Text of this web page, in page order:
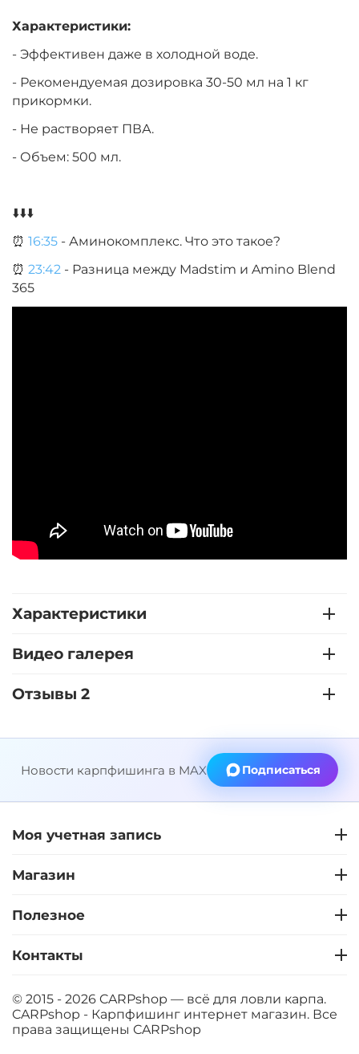
Характеристики:
- Эффективен даже в холодной воде.
- Рекомендуемая дозировка 30-50 мл на 1 кг
прикормки.
- Не растворяет ПВА.
- Объем: 500 мл.
⬇️⬇️⬇️
⏰ 16:35 - Аминокомплекс. Что это такое?
⏰ 23:42 - Разница между Madstim и Amino Blend
365
Характеристики
Видео галерея
Отзывы 2
Новости карпфишинга в MAX Подписаться
Моя учетная запись
Магазин
Полезное
Контакты
© 2015 - 2026 CARPshop — всё для ловли карпа.
CARPshop - Карпфишинг интернет магазин. Все
права защищены CARPshop